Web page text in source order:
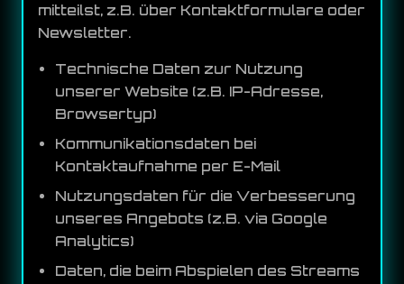
mitteilst, z.B. über Kontaktformulare oder
Newsletter.
Technische Daten zur Nutzung
unserer Website (z.B. IP-Adresse,
Browsertyp)
Kommunikationsdaten bei
Kontaktaufnahme per E-Mail
Nutzungsdaten für die Verbesserung
unseres Angebots (z.B. via Google
Analytics)
Daten, die beim Abspielen des Streams